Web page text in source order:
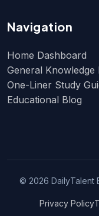
Navigation
Home Dashboard
General Knowledge
One-Liner Study
Educational Blog
© 2026 DailyTalent
Privacy Policy